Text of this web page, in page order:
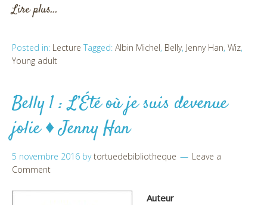
Lire plus…
Posted in: Lecture Tagged: Albin Michel, Belly, Jenny Han, Wiz,
Young adult
Belly 1 : L’Été où je suis devenue
jolie ♦ Jenny Han
5 novembre 2016 bytortuedebibliotheque
Leave a
Comment
Auteur